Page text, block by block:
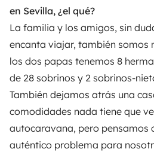
en Sevilla, ¿el qué?
La familia y los amigos, sin
encanta viajar, también somos
los dos papas tenemos 8
de 28 sobrinos y 2 sobrinos-
También dejamos atrás una
comodidades nada tiene que
autocaravana, pero pensamos
auténtico problema para